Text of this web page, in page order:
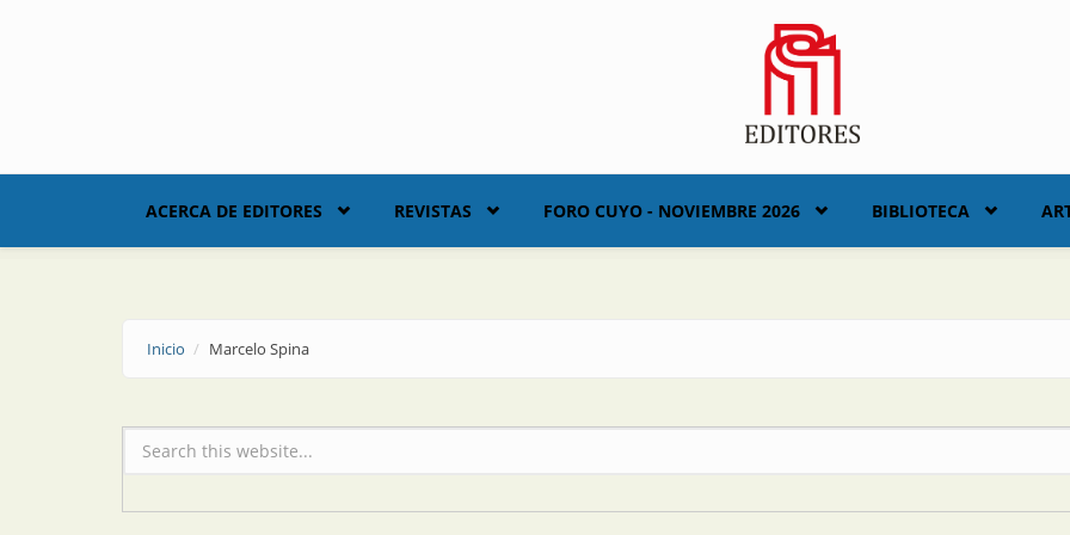
ACERCA DE EDITORES REVISTAS FORO CUYO - NOVIEMBRE 2026 BIBLIOTECA
Inicio Marcelo Spina
Formulario de búsqueda